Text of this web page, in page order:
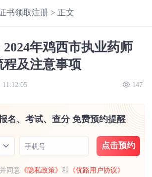
书领取注册 > 正文
年鸡西市执业药师
程及注意事项
11:12:05 147
名、考试、查分 免费预约提醒
手机号 点击预约
同意 《隐私政策》和 《优路用户协议》